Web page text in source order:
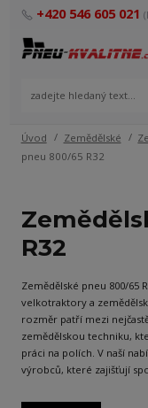
+420 546 605 021
Úvod Zemědělské
pneu 800/65 R32
R32
Zemědělské pneu 800/65
velkotraktory a
rozměr patří mezi
zemědělskou techniku,
práci na polích. V naší
výrobců, které zajišťují